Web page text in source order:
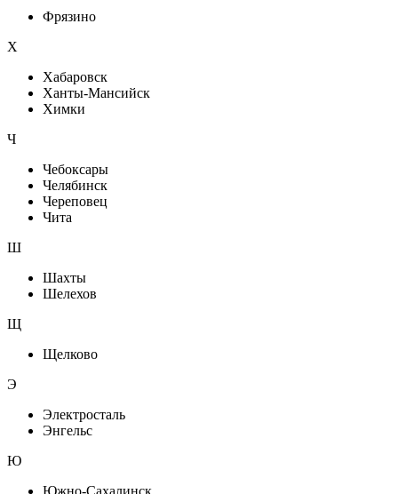
Фрязино
Х
Хабаровск
Ханты-Мансийск
Химки
Ч
Чебоксары
Челябинск
Череповец
Чита
Ш
Шахты
Шелехов
Щ
Щелково
Э
Электросталь
Энгельс
Ю
Южно-Сахалинск